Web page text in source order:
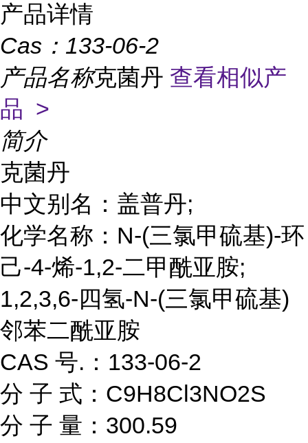
产品详情
Cas： 133-06-2
产品名称克菌丹 查看相似产
品 >
简介
克菌丹
中文别名：盖普丹;
化学名称：N-(三氯甲硫基)-环
己-4-烯-1,2-二甲酰亚胺;
1,2,3,6-四氢-N-(三氯甲硫基)
邻苯二酰亚胺
CAS 号.：133-06-2
分 子 式：C9H8Cl3NO2S
分 子 量：300.59